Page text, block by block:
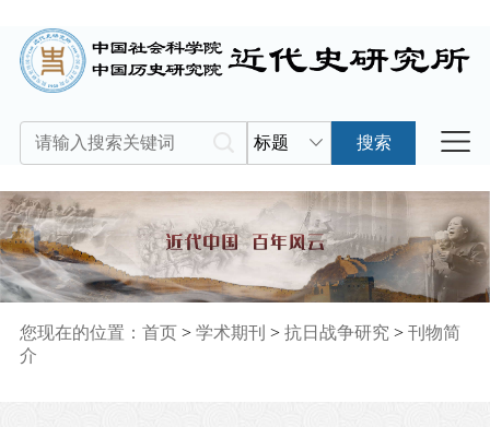
标题 搜索
您现在的位置： 首页> 学术期刊 > 抗日战争研究 > 刊物简
介